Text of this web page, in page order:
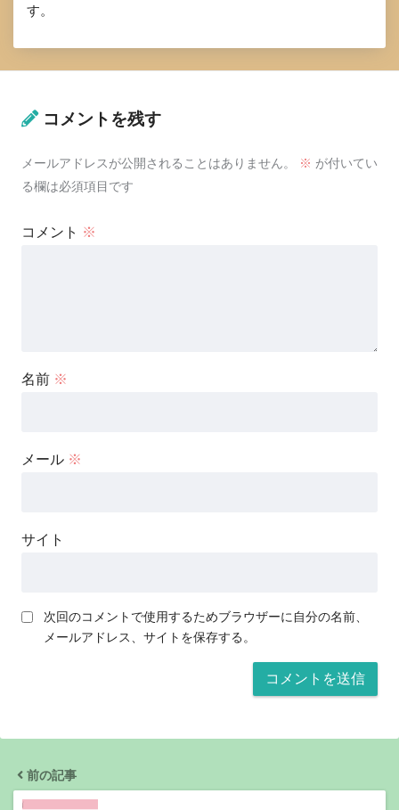
す。
コメントを残す
メールアドレスが公開されることはありません。 ※ が付いてい
る欄は必須項目です
コメント ※
名前 ※
メール ※
サイト
次回のコメントで使用するためブラウザーに自分の名前、
メールアドレス、サイトを保存する。
前の記事